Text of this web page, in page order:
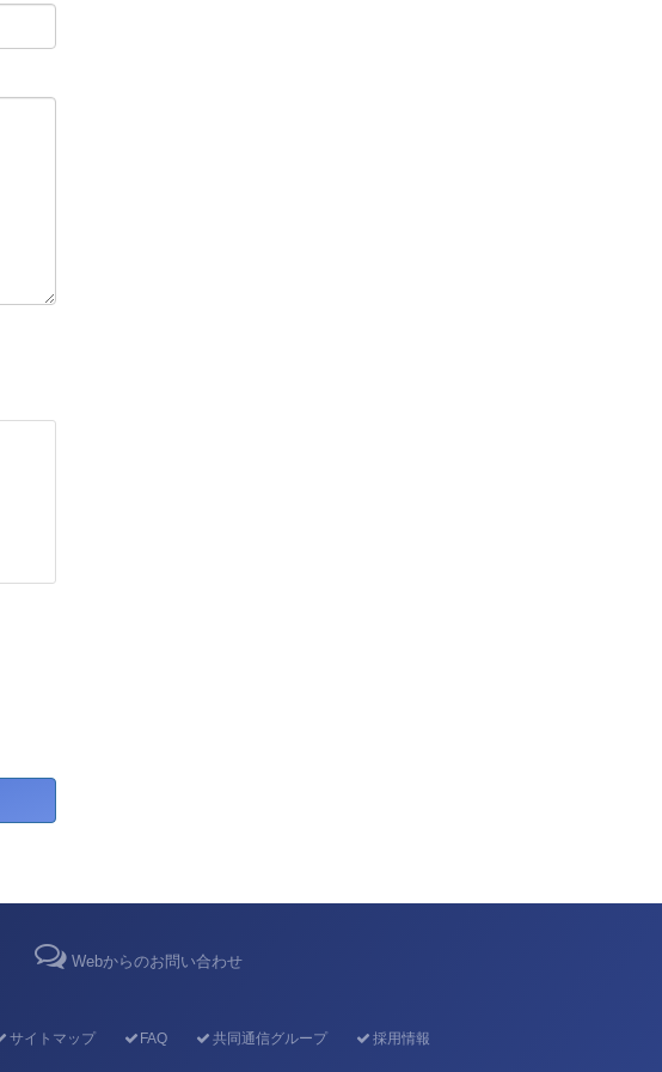
Webからのお問い合わせ
サイトマップ FAQ 共同通信グループ 採用情報